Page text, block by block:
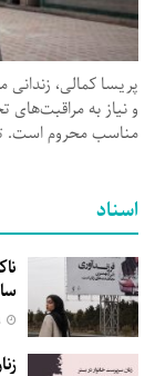
پریسا کمالی، زندانی
و نیاز به
مناسب محروم است.
اسناد